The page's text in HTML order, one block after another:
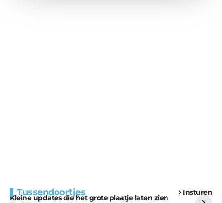
Tussendoortjes Insturen
Kleine updates die het grote plaatje laten zien
voor kabouters
uitdaging